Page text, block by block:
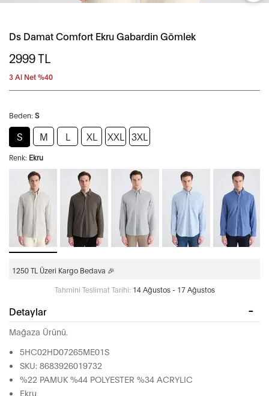
Ds Damat Comfort Ekru Gabardin Gömlek
2999TL
3 Al Net %40
Beden: S
S M L XL XXL 3XL
Renk: Ekru
1250 TL Üzeri Kargo Bedava 🎉
Tahmini Teslimat Tarihi: 14 Ağustos - 17 Ağustos
Detaylar
Mağaza Ürünü.
5HC02HD07265ME01S
SKU: 8683926019732
%22 PAMUK %44 POLYESTER %34 ACRYLIC
Ekru